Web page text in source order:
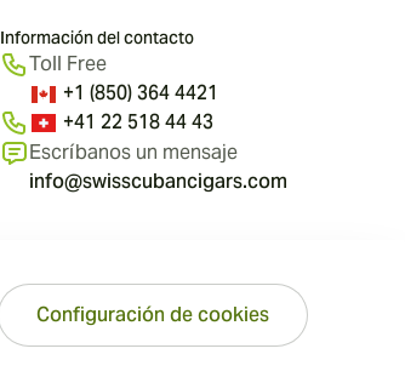
Configuración de cookies
Información del contacto
Toll Free
+1 (850) 364 4421
+41 22 518 44 43
Escríbanos un mensaje
info@swisscubancigars.com